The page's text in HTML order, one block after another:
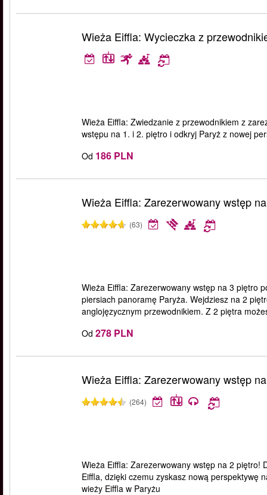
Wieża Eiffla: Wycieczka z
Wieża Eiffla: Zwiedzanie z przewodnikiem z
wstępu na 1. i 2. piętro i odkryj Paryż z nowej
Od 186 PLN
Wieża Eiffla: Zarezerwowany wstęp
(63)
Wieża Eiffla: Zarezerwowany wstęp na 3 piętro
piersiach panoramę Paryża. Wejdziesz na 2
anglojęzycznym przewodnikiem. Z 2 piętra
Od 278 PLN
Wieża Eiffla: Zarezerwowany wstęp
(264)
Wieża Eiffla: Zarezerwowany wstęp na 2 piętro!
Eiffla, dzięki czemu zyskasz nową perspektywę
wieży Eiffla w Paryżu